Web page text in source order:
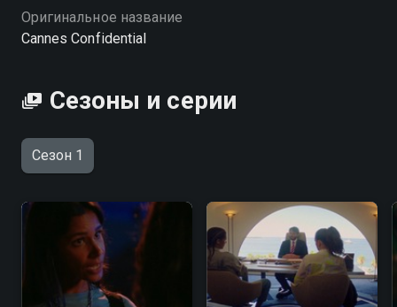
Оригинальное название
Cannes Confidential
Сезоны и серии
Сезон 1